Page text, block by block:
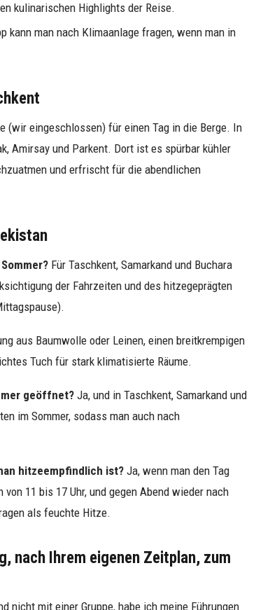
kulinarischen Highlights der Reise.
kann man nach Klimaanlage fragen, wenn man in
(wir eingeschlossen) für einen Tag in die Berge. In
Amirsay und Parkent. Dort ist es spürbar kühler
und erfrischt für die abendlichen
Für Taschkent, Samarkand und Buchara
der Fahrzeiten und des hitzegeprägten
aus Baumwolle oder Leinen, einen breitkrempigen
Tuch für stark klimatisierte Räume.
geöffnet? Ja, und in Taschkent, Samarkand und
im Sommer, sodass man auch nach
hitzeempfindlich ist?Ja, wenn man den Tag
11 bis 17 Uhr, und gegen Abend wieder nach
als feuchte Hitze.
nach Ihrem eigenen Zeitplan, zum
nicht mit einer Gruppe, habe ich meine Führungen